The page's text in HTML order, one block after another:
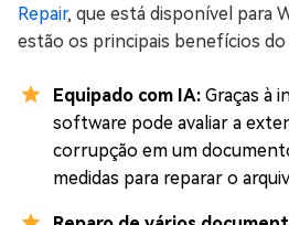
Repair, que está disponível para
estão os principais benefícios do
Equipado com IA: Graças à
software pode avaliar a
corrupção em um
medidas para reparar o